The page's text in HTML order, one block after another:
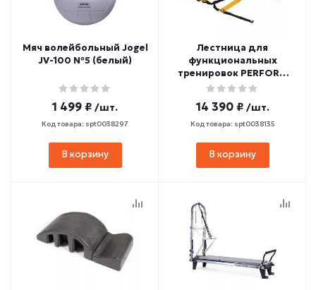
Мяч волейбольный Jogel
JV-100 №5 (белый)
1 499 ₽ /шт.
Код товара: spt0038297
В корзину
Лестница для
функциональных
тренировок PERFORM
BETTER Agility Ladder
14 390 ₽ /шт.
Код товара: spt0038135
В корзину